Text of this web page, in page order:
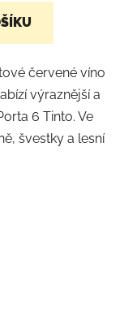
červené víno
výraznější a
6 Tinto. Ve
švestky a lesní